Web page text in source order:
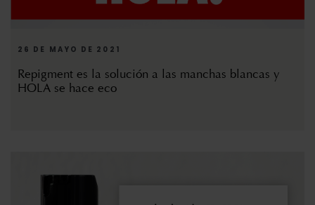
26 DE MAYO DE 2021
Repigment es la solución a las manchas blancas y
HOLA se hace eco